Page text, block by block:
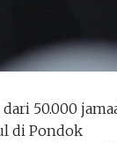
50.000
di Pondok